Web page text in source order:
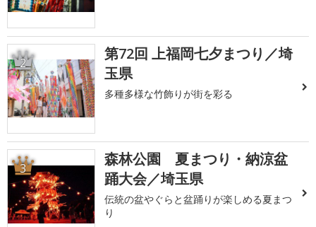
2
第72回 上福岡七夕まつり／埼
玉県
多種多様な竹飾りが街を彩る
3
森林公園 夏まつり・納涼盆
踊大会／埼玉県
伝統の盆やぐらと盆踊りが楽しめる夏まつ
り